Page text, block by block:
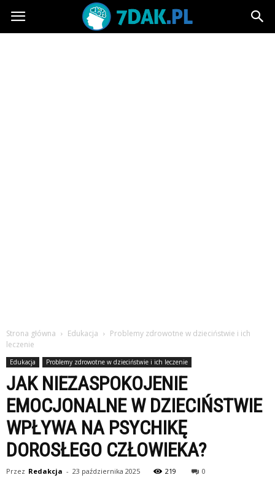
7dak.pl
Strona główna Edukacja
Problemy zdrowotne w dzieciństwie i ich
leczenie
Edukacja Problemy zdrowotne w dzieciństwie i ich leczenie
JAK NIEZASPOKOJENIE
EMOCJONALNE W DZIECIŃSTWIE
WPŁYWA NA PSYCHIKĘ
DOROSŁEGO CZŁOWIEKA?
Przez Redakcja - 23 października 2025 219 0